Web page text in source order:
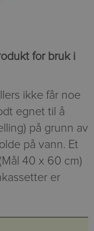
for bruk i
ikke får noe
egnet til å
på grunn av
på vann. Et
40 x 60 cm)
er